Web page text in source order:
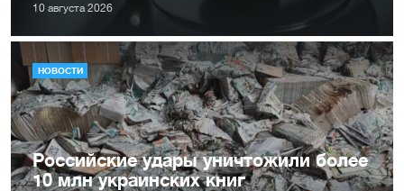
10 августа 2026
НОВОСТИ
Российские удары уничтожили более
10 млн украинских книг